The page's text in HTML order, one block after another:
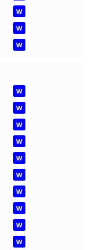
W
W
W
W
W
W
W
W
W
W
W
W
W